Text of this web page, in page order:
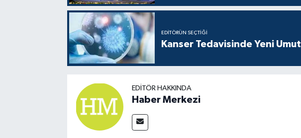
EDITÖRÜN SEÇTIĞI
Kanser Tedavisinde Yeni Umut
EDITÖR HAKKINDA
Haber Merkezi